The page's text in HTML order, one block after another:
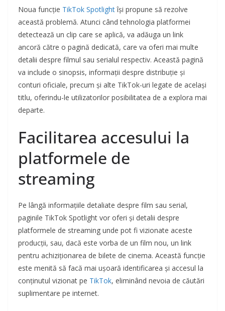
Noua funcție TikTok Spotlightîși propune să rezolve
această problemă. Atunci când tehnologia platformei
detectează un clip care se aplică, va adăuga un link
ancoră către o pagină dedicată, care va oferi mai multe
detalii despre filmul sau serialul respectiv. Această pagină
va include o sinopsis, informații despre distribuție și
conturi oficiale, precum și alte TikTok-uri legate de același
titlu, oferindu-le utilizatorilor posibilitatea de a explora mai
departe.
Facilitarea accesului la
platformele de
streaming
Pe lângă informațiile detaliate despre film sau serial,
paginile TikTok Spotlight vor oferi și detalii despre
platformele de streaming unde pot fi vizionate aceste
producții, sau, dacă este vorba de un film nou, un link
pentru achiziționarea de bilete de cinema. Această funcție
este menită să facă mai ușoară identificarea și accesul la
conținutul vizionat pe TikTok, eliminând nevoia de căutări
suplimentare pe internet.